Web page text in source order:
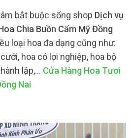
bắt buộc sống shop Dịch vụ
Chia Buồn Cẩm Mỹ Đồng
loại hoa đa dạng cũng như:
hoa có lợi nghiệp, hoa bộ
lập,… Cửa Hàng Hoa Tươi
Nai